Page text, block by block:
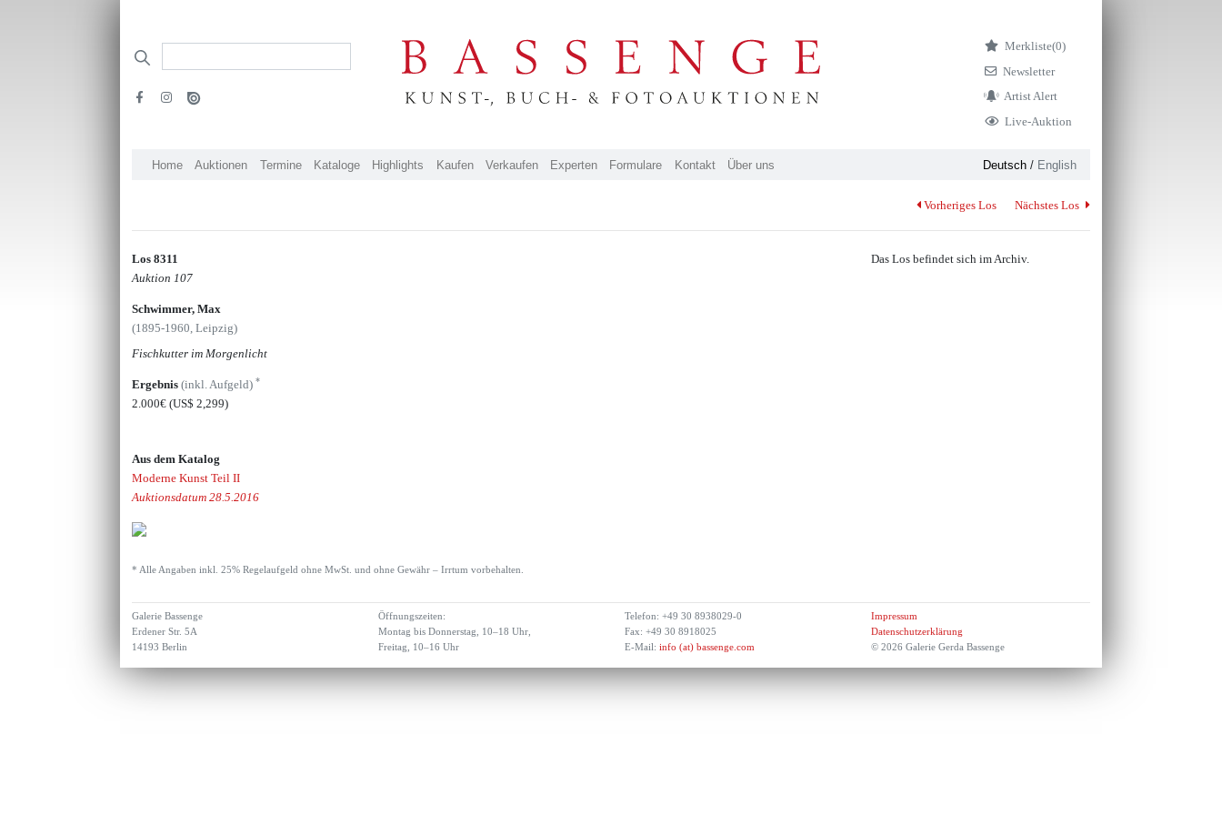
Merkliste(0)
Newsletter
Artist Alert
Live-Auktion
Home Auktionen Termine Kataloge Highlights Kaufen Verkaufen Experten Formulare Kontakt Über uns Deutsch/ English
Vorheriges Los Nächstes Los
Los 8311
Auktion 107
Schwimmer, Max
(1895-1960, Leipzig)
Fischkutter im Morgenlicht
Ergebnis(inkl. Aufgeld)*
2.000€(US$ 2,299)
Aus dem Katalog
Moderne Kunst Teil II
Auktionsdatum 28.5.2016
Das Los befindet sich im Archiv.
* Alle Angaben inkl. 25% Regelaufgeld ohne MwSt. und ohne Gewähr – Irrtum vorbehalten.
Galerie Bassenge
Erdener Str. 5A
14193 Berlin
Öffnungszeiten:
Montag bis Donnerstag, 10–18 Uhr,
Freitag, 10–16 Uhr
Telefon: +49 30 8938029-0
Fax: +49 30 8918025
E-Mail: info (at) bassenge.com
Impressum
Datenschutzerklärung
© 2026 Galerie Gerda Bassenge